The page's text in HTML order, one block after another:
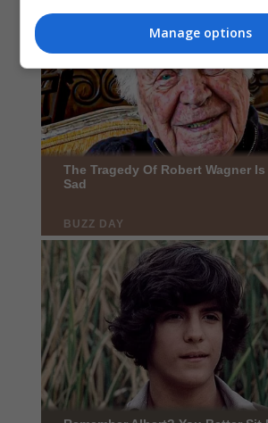
Manage options